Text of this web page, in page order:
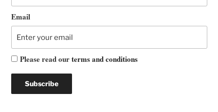
Email
Please read ourterms and conditions